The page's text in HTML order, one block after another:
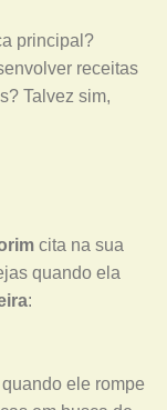
principal?
receitas
Talvez sim,
cita na sua
quando ela
:
ele rompe